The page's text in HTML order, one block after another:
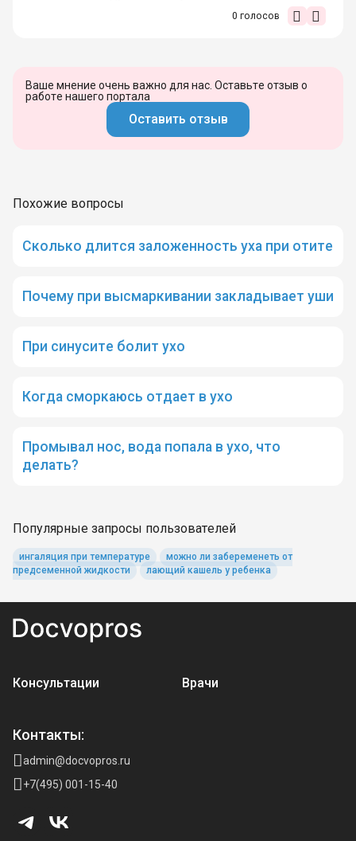
0 голосов
Ваше мнение очень важно для нас. Оставьте отзыв о
работе нашего портала
Оставить отзыв
Похожие вопросы
Сколько длится заложенность уха при отите
Почему при высмаркивании закладывает уши
При синусите болит ухо
Когда сморкаюсь отдает в ухо
Промывал нос, вода попала в ухо, что
делать?
Популярные запросы пользователей
ингаляция при температуре
можно ли забеременеть от
предсеменной жидкости
лающий кашель у ребенка
Консультации Врачи
Контакты:
admin@docvopros.ru
+7(495) 001-15-40